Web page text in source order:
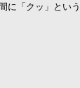
に「クッ」とい